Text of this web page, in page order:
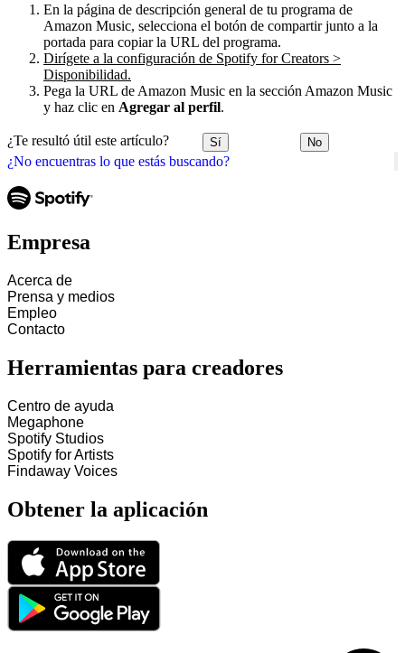
¿No encuentras lo que estás buscando?
En la página de descripción general de tu programa de
Amazon Music, selecciona el botón de compartir junto a la
portada para copiar la URL del programa.
Dirígete a la configuración de Spotify for Creators >
Disponibilidad.
Pega la URL de Amazon Music en la sección Amazon Music
y haz clic en Agregar al perfil.
¿Te resultó útil este artículo? Sí No
Empresa
Acerca de
Prensa y medios
Empleo
Contacto
Herramientas para creadores
Centro de ayuda
Megaphone
Spotify Studios
Spotify for Artists
Findaway Voices
Obtener la aplicación